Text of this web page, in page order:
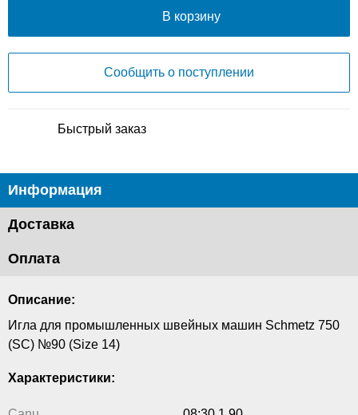
В корзину
Сообщить о поступлении
Быстрый заказ
Информация
Доставка
Оплата
Описание:
Игла для промышленных швейных машин Schmetz 750
(SC) №90 (Size 14)
Характеристики: